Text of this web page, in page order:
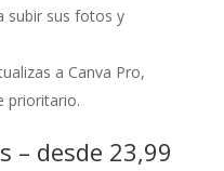
subir sus fotos y
a Canva Pro,
prioritario.
– desde 23,99